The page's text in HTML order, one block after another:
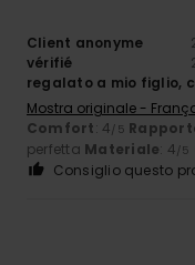
Client anonyme
vérifié
regalato a mio figlio,
Mostra originale -
Comfort: 4 /5
perfetta Materiale: 4 /5
Consiglio questo